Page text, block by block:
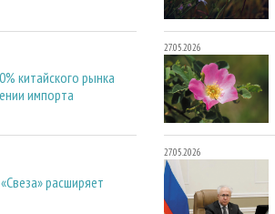
китайского рынка
импорта
расширяет
27.05.2026
27.05.2026